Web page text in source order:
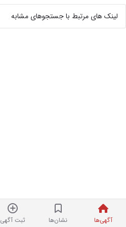
آگهی‌ها نشان‌ها ثبت آگهی
لینک های مرتبط با جستجوهای مشابه